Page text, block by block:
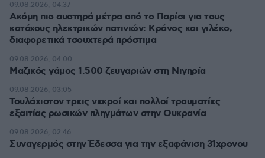
Ακόμη πιο αυστηρά μέτρα από το Παρίσι για τους
κατόχους ηλεκτρικών πατινιών: Κράνος και γιλέκο,
διαφορετικά τσουχτερά πρόστιμα
09.08.2026, 04:37
Μαζικός γάμος 1.500 ζευγαριών στη Νιγηρία
09.08.2026, 04:00
Τουλάχιστον τρεις νεκροί και πολλοί τραυματίες
εξαιτίας ρωσικών πληγμάτων στην Ουκρανία
09.08.2026, 03:05
Συναγερμός στην Έδεσσα για την εξαφάνιση 31χρονου
09.08.2026, 02:46